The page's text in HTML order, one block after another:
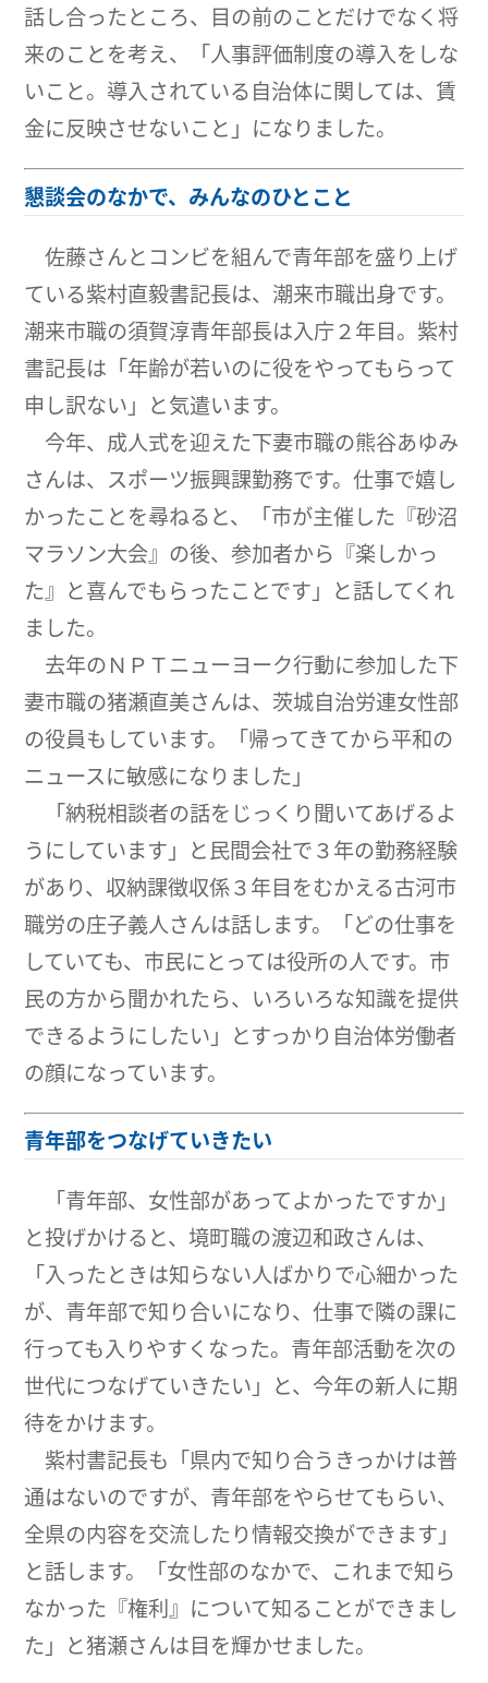
話し合ったところ、目の前のことだけでなく将
来のことを考え、「人事評価制度の導入をしな
いこと。導入されている自治体に関しては、賃
金に反映させないこと」になりました。
懇談会のなかで、みんなのひとこと
佐藤さんとコンビを組んで青年部を盛り上げ
ている紫村直毅書記長は、潮来市職出身です。
潮来市職の須賀淳青年部長は入庁２年目。紫村
書記長は「年齢が若いのに役をやってもらって
申し訳ない」と気遣います。
今年、成人式を迎えた下妻市職の熊谷あゆみ
さんは、スポーツ振興課勤務です。仕事で嬉し
かったことを尋ねると、「市が主催した『砂沼
マラソン大会』の後、参加者から『楽しかっ
た』と喜んでもらったことです」と話してくれ
ました。
去年のＮＰＴニューヨーク行動に参加した下
妻市職の猪瀬直美さんは、茨城自治労連女性部
の役員もしています。「帰ってきてから平和の
ニュースに敏感になりました」
「納税相談者の話をじっくり聞いてあげるよ
うにしています」と民間会社で３年の勤務経験
があり、収納課徴収係３年目をむかえる古河市
職労の庄子義人さんは話します。「どの仕事を
していても、市民にとっては役所の人です。市
民の方から聞かれたら、いろいろな知識を提供
できるようにしたい」とすっかり自治体労働者
の顔になっています。
青年部をつなげていきたい
「青年部、女性部があってよかったですか」
と投げかけると、境町職の渡辺和政さんは、
「入ったときは知らない人ばかりで心細かった
が、青年部で知り合いになり、仕事で隣の課に
行っても入りやすくなった。青年部活動を次の
世代につなげていきたい」と、今年の新人に期
待をかけます。
紫村書記長も「県内で知り合うきっかけは普
通はないのですが、青年部をやらせてもらい、
全県の内容を交流したり情報交換ができます」
と話します。「女性部のなかで、これまで知ら
なかった『権利』について知ることができまし
た」と猪瀬さんは目を輝かせました。